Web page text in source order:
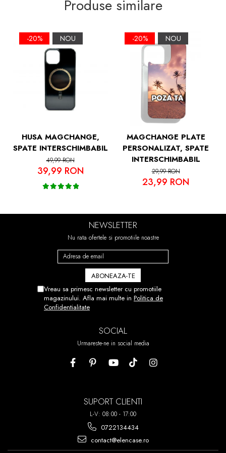
Soft Grip TPU si Spate Hard PC, Slim,
si a Camerelor
Produse similare
-20% NOU
HUSA MAGCHANGE,
SPATE INTERSCHIMBABIL
49,99 RON
39,99 RON
-20% NOU
MAGCHANGE PLATE
PERSONALIZAT, SPATE
INTERSCHIMBABIL
29,99 RON
23,99 RON
NEWSLETTER
Nu rata ofertele si promotiile noastre
Vreau sa primesc newsletter cu promotiile
magazinului. Afla mai multe in Politica de
Confidentialitate
SOCIAL
Urmareste-ne in social media
SUPORT CLIENTI
L-V: 08:00 - 17:00
0722134434
contact@elencase.ro